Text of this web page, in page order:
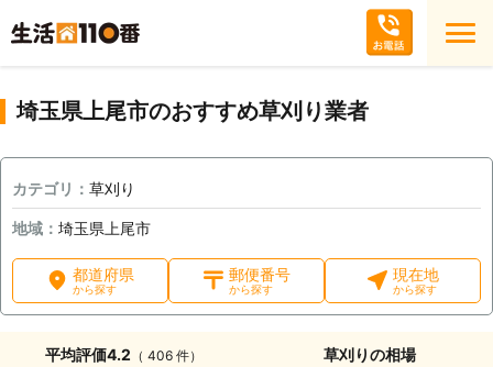
埼玉県上尾市のおすすめ草刈り業者
カテゴリ： 草刈り
地域： 埼玉県上尾市
都道府県
から探す
郵便番号
から探す
現在地
から探す
平均評価4.2 （ 406 件） 草刈りの相場